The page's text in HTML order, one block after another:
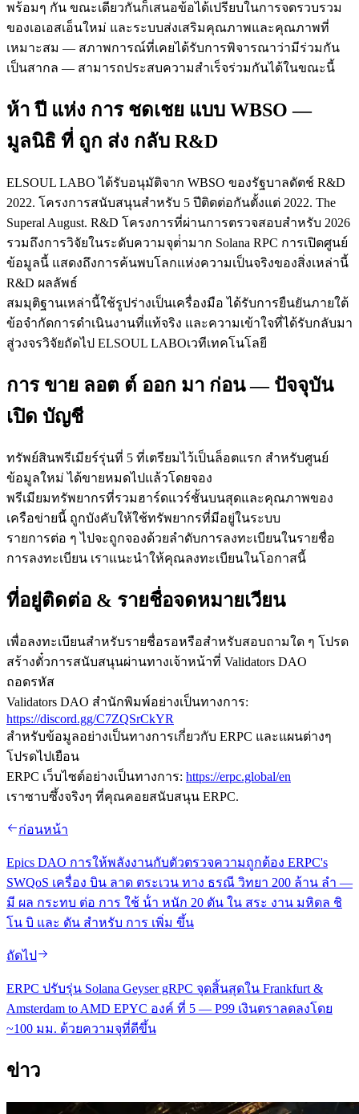
พร้อมๆ กัน ขณะเดียวกันก็เสนอข้อได้เปรียบในการจดรวบรวม
ของเอเอสเอ็นใหม่ และระบบส่งเสริมคุณภาพและคุณภาพที่
เหมาะสม — สภาพการณ์ที่เคยได้รับการพิจารณาว่ามีร่วมกัน
เป็นสากล — สามารถประสบความสําเร็จร่วมกันได้ในขณะนี้
ห้า ปี แห่ง การ ชดเชย แบบ WBSO —
มูลนิธิ ที่ ถูก ส่ง กลับ R&D
ELSOUL LABO ได้รับอนุมัติจาก WBSO ของรัฐบาลดัตช์ R&D
2022. โครงการสนับสนุนสําหรับ 5 ปีติดต่อกันตั้งแต่ 2022. The
Superal August. R&D โครงการที่ผ่านการตรวจสอบสําหรับ 2026
รวมถึงการวิจัยในระดับความจุต่ํามาก Solana RPC การเปิดศูนย์
ข้อมูลนี้ แสดงถึงการค้นพบโลกแห่งความเป็นจริงของสิ่งเหล่านี้
R&D ผลลัพธ์
สมมุติฐานเหล่านี้ใช้รูปร่างเป็นเครื่องมือ ได้รับการยืนยันภายใต้
ข้อจํากัดการดําเนินงานที่แท้จริง และความเข้าใจที่ได้รับกลับมา
สู่วงจรวิจัยถัดไป ELSOUL LABOเวทีเทคโนโลยี
การ ขาย ลอต ต์ ออก มา ก่อน — ปัจจุบัน
เปิด บัญชี
ทรัพย์สินพรีเมียร์รุ่นที่ 5 ที่เตรียมไว้เป็นล็อตแรก สําหรับศูนย์
ข้อมูลใหม่ ได้ขายหมดไปแล้วโดยจอง
พรีเมียมทรัพยากรที่รวมฮาร์ดแวร์ชั้นบนสุดและคุณภาพของ
เครือข่ายนี้ ถูกบังคับให้ใช้ทรัพยากรที่มีอยู่ในระบบ
รายการต่อ ๆ ไปจะถูกจองด้วยลําดับการลงทะเบียนในรายชื่อ
การลงทะเบียน เราแนะนําให้คุณลงทะเบียนในโอกาสนี้
ที่อยู่ติดต่อ & รายชื่อจดหมายเวียน
เพื่อลงทะเบียนสําหรับรายชื่อรอหรือสําหรับสอบถามใด ๆ โปรด
สร้างตั๋วการสนับสนุนผ่านทางเจ้าหน้าที่ Validators DAO
ถอดรหัส
Validators DAO สํานักพิมพ์อย่างเป็นทางการ:
https://discord.gg/C7ZQSrCkYR
สําหรับข้อมูลอย่างเป็นทางการเกี่ยวกับ ERPC และแผนต่างๆ
โปรดไปเยือน
ERPC เว็บไซต์อย่างเป็นทางการ: https://erpc.global/en
เราซาบซึ้งจริงๆ ที่คุณคอยสนับสนุน ERPC.
ก่อนหน้า
Epics DAO การให้พลังงานกับตัวตรวจความถูกต้อง ERPC's
SWQoS เครื่อง บิน ลาด ตระเวน ทาง ธรณี วิทยา 200 ล้าน ลํา —
มี ผล กระทบ ต่อ การ ใช้ น้ํา หนัก 20 ตัน ใน สระ งาน มหิดล ชิ
โน บิ และ ดัน สําหรับ การ เพิ่ม ขึ้น
ถัดไป
ERPC ปรับรุ่น Solana Geyser gRPC จุดสิ้นสุดใน Frankfurt &
Amsterdam to AMD EPYC องค์ ที่ 5 — P99 เงินตราลดลงโดย
~100 มม. ด้วยความจุที่ดีขึ้น
ข่าว